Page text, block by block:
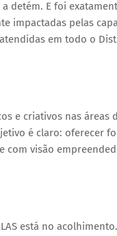
detém. E foi
impactadas pelas
em todo o
e criativos nas áreas
é claro: oferecer
visão
está no